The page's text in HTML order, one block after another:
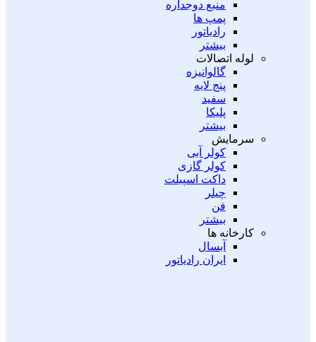
منبع دوجداره
پمپ ها
رادیاتور
بیشتر
لوله اتصالات
گالوانیزه
پنج لایه
سفید
پلیکا
بیشتر
سرمایش
کولر آبی
کولر گازی
داکت اسپیلت
چیلر
فن
بیشتر
کارخانه ها
آبسال
ایران رادیاتور